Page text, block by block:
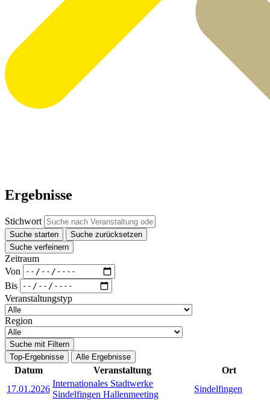
Ergebnisse
Stichwort
Suche starten
Suche zurücksetzen
Suche verfeinern
Zeitraum
Von
Bis
Veranstaltungstyp
Region
Suche mit Filtern
Top-Ergebnisse
Alle Ergebnisse
Datum Veranstaltung
Ort
17.01.2026
Internationales Stadtwerke
Sindelfingen Hallenmeeting
Sindelfingen